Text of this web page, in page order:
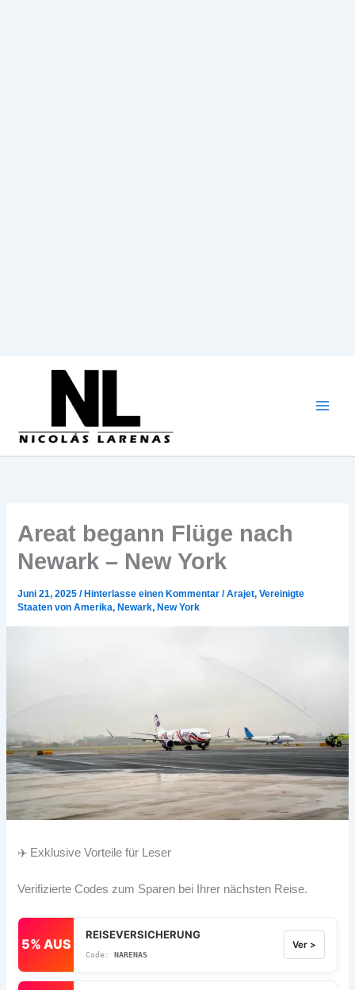
Areat begann Flüge nach
Newark – New York
Juni 21, 2025/ Hinterlasse einen Kommentar /Arajet,Vereinigte
Staaten von Amerika, Newark, New York
✈️ Exklusive Vorteile für Leser
Verifizierte Codes zum Sparen bei Ihrer nächsten Reise.
5% AUS
REISEVERSICHERUNG
NARENAS
Ver >